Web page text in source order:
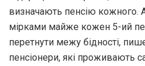
визначають пенсію кожного.
мірками майже кожен 5-ий
перетнути межу бідності,
пенсіонери, які проживають